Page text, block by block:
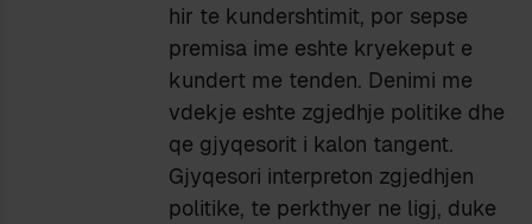
hir te kundershtimit, por sepse
premisa ime eshte kryekeput e
kundert me tenden. Denimi me
vdekje eshte zgjedhje politike dhe
qe gjyqesorit i kalon tangent.
Gjyqesori interpreton zgjedhjen
politike, te perkthyer ne ligj, duke